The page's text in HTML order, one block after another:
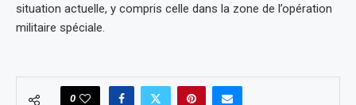
situation actuelle, y compris celle dans la zone de l’opération
militaire spéciale.
0